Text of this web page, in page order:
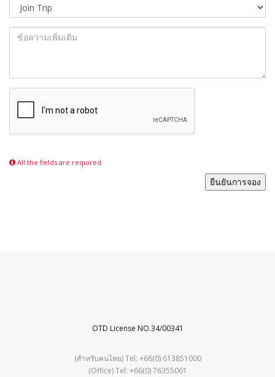
All the fields are required
ยืนยันการจอง
OTD License NO.34/00341
(สำหรับคนไทย) Tel: +66(0) 613851000
(Office) Tel: +66(0) 76355061